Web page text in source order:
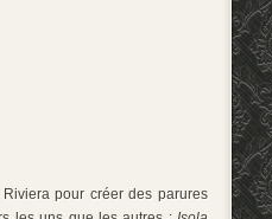
pour créer des parures